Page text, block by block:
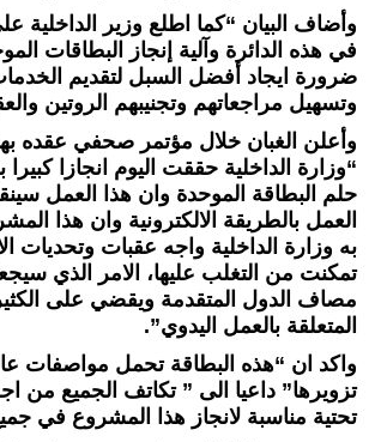
وأضاف البيان “كما اطلع وزير الداخلية
في هذه الدائرة وآلية إنجاز البطاقات
ضرورة ايجاد أفضل السبل لتقديم
وتسهيل مراجعاتهم وتجنيبهم الروتين
وأعلن الغبان خلال مؤتمر صحفي عقده
“وزارة الداخلية حققت اليوم انجازا
حلم البطاقة الموحدة وان هذا العمل
العمل بالطريقة الالكترونية وان هذا
به وزارة الداخلية واجه عقبات وتحديات
تمكنت من التغلب عليها، الامر الذي
مصاف الدول المتقدمة ويقضي على
المتعلقة بالعمل اليدوي”.
واكد ان “هذه البطاقة تحمل مواصفات
تزويرها” داعيا الى ” تكاتف الجميع من
تحتية مناسبة لانجاز هذا المشروع في